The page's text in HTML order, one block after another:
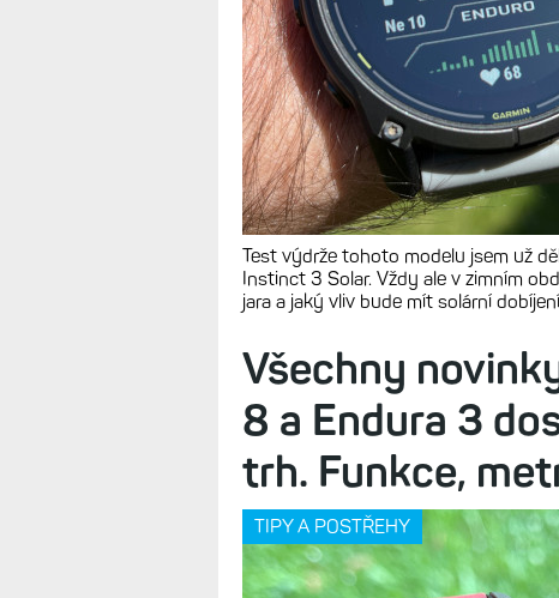
TIPY A POSTŘEHY
Test výdrže tohoto modelu jsem už
Instinct 3 Solar. Vždy ale v zimním
jara a jaký vliv bude mít solární dobíjení